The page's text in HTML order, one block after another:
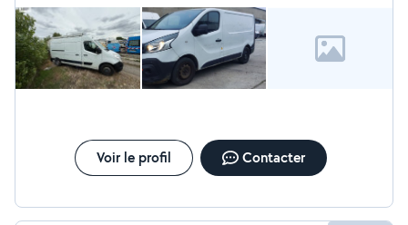
Voir le profil Contacter